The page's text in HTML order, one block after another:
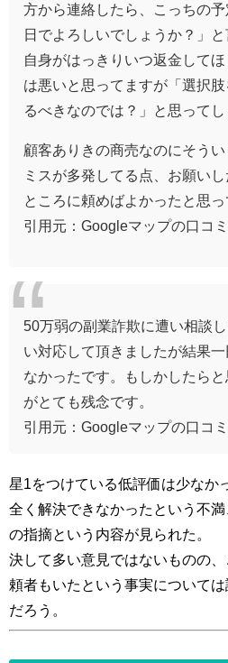
方から連絡したら、こっちの
日でよろしいでしょうか？」
自身がはっきりいつ返金して
は悪いと思ってますが「選択
るべきなのでは？」と思ってし
顧客ありきの商売なのにそうい
ミスが多発してる点、お願い
ところに頼めばよかったと思っ
引用元：Googleマップの口コミ
50万弱の副業詐欺に遭い相談
い対応して頂きましたが結果
なかったです。もしかしたら
がとても残念です。
引用元：Googleマップの口コミ
星1をつけている低評価は少なか
全く解決できなかったという不
の指摘という内容が見られた。
決して多い意見ではないものの
頼者もいたという事実について
だろう。